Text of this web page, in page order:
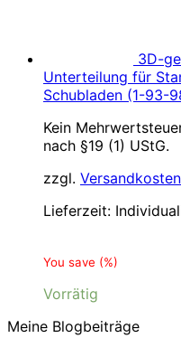
3D-
Unterteilung für
Schubladen (1-93-
Kein
nach §19 (1) UStG.
zzgl. Versandkosten
Lieferzeit:
You save (%)
Vorrätig
Meine Blogbeiträge